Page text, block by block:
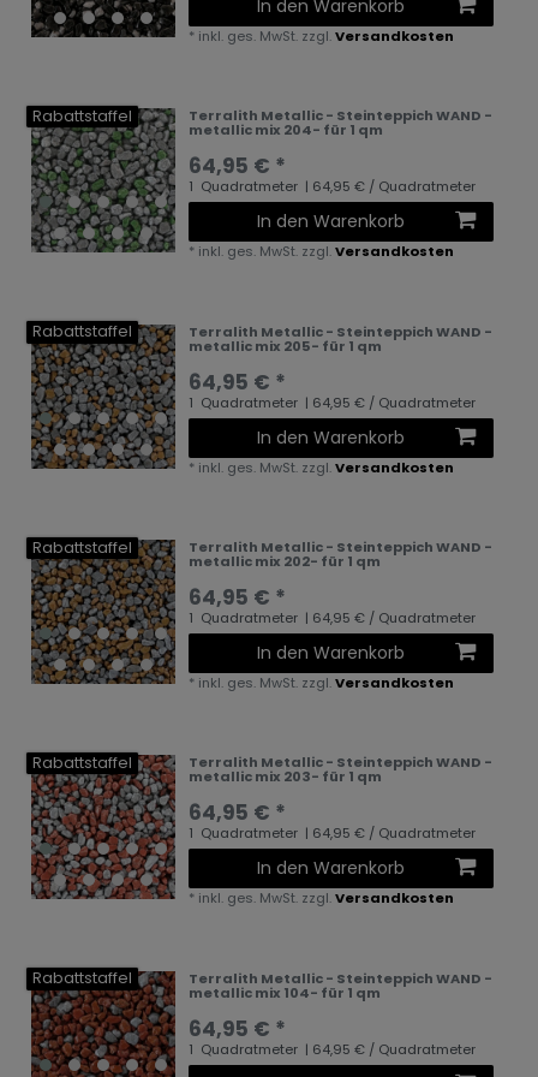
In den Warenkorb
* inkl. ges. MwSt. zzgl.Versandkosten
Rabattstaffel Terralith Metallic - Steinteppich WAND -
metallic mix 204- für 1 qm
64,95 € *
1 Quadratmeter | 64,95 € / Quadratmeter
In den Warenkorb
* inkl. ges. MwSt. zzgl.Versandkosten
Rabattstaffel Terralith Metallic - Steinteppich WAND -
metallic mix 205- für 1 qm
64,95 € *
1 Quadratmeter | 64,95 € / Quadratmeter
In den Warenkorb
* inkl. ges. MwSt. zzgl.Versandkosten
Rabattstaffel Terralith Metallic - Steinteppich WAND -
metallic mix 202- für 1 qm
64,95 € *
1 Quadratmeter | 64,95 € / Quadratmeter
In den Warenkorb
* inkl. ges. MwSt. zzgl.Versandkosten
Rabattstaffel Terralith Metallic - Steinteppich WAND -
metallic mix 203- für 1 qm
64,95 € *
1 Quadratmeter | 64,95 € / Quadratmeter
In den Warenkorb
* inkl. ges. MwSt. zzgl.Versandkosten
Rabattstaffel Terralith Metallic - Steinteppich WAND -
metallic mix 104- für 1 qm
64,95 € *
1 Quadratmeter | 64,95 € / Quadratmeter